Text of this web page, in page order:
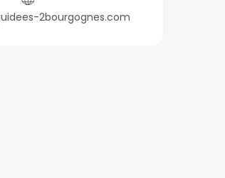
2bourgognes.com